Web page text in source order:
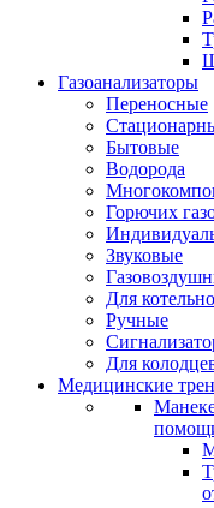
Газоанализаторы
Переносные
Бытовые
Водорода
Горючих
Звуковые
Для
Ручные
Для
Медицинские